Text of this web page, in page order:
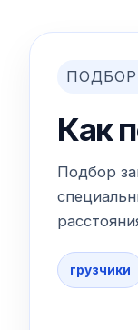
Как
Подбор
грузчики